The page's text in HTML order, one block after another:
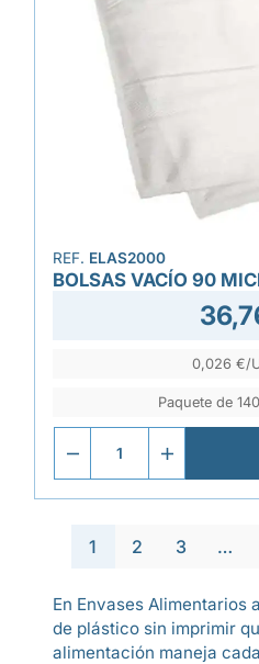
REF. ELAS2000
BOLSAS VACÍO 90
0,026 €/
Paquete de
1 2 3 …
En Envases Alimentarios
de plástico sin imprimir
alimentación maneja